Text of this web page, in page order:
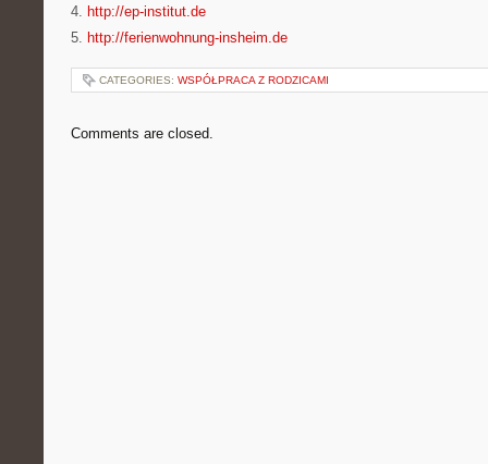
4. http://ep-institut.de
5. http://ferienwohnung-insheim.de
CATEGORIES: WSPÓŁPRACA Z RODZICAMI
Comments are closed.